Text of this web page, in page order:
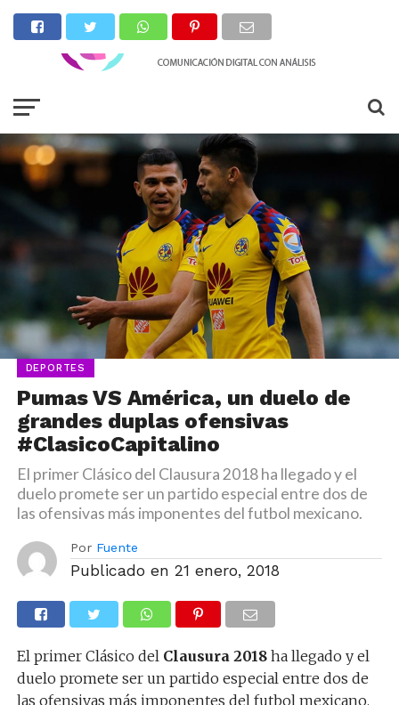
DEPORTES
Pumas VS América, un duelo de
grandes duplas ofensivas
#ClasicoCapitalino
El primer Clásico del Clausura 2018 ha llegado y el
duelo promete ser un partido especial entre dos de
las ofensivas más imponentes del futbol mexicano.
Por Fuente
Publicado en 21 enero, 2018
El primer Clásico del Clausura 2018ha llegado y el
duelo promete ser un partido especial entre dos de
las ofensivas más imponentes del futbol mexicano.